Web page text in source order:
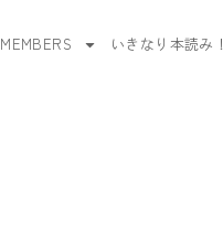
MEMBERS いきなり本読み！